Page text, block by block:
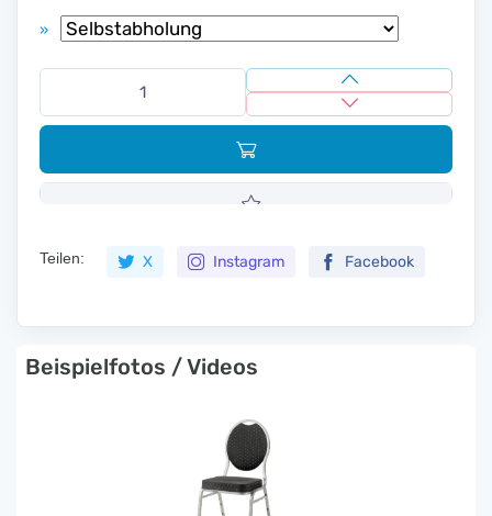
»
Teilen: X Instagram Facebook
Beispielfotos / Videos